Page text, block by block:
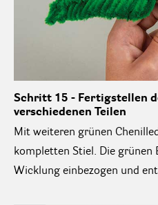
Schritt 15 - Fertigstellen
verschiedenen Teilen
Mit weiteren grünen
kompletten Stiel. Die
Wicklung einbezogen und